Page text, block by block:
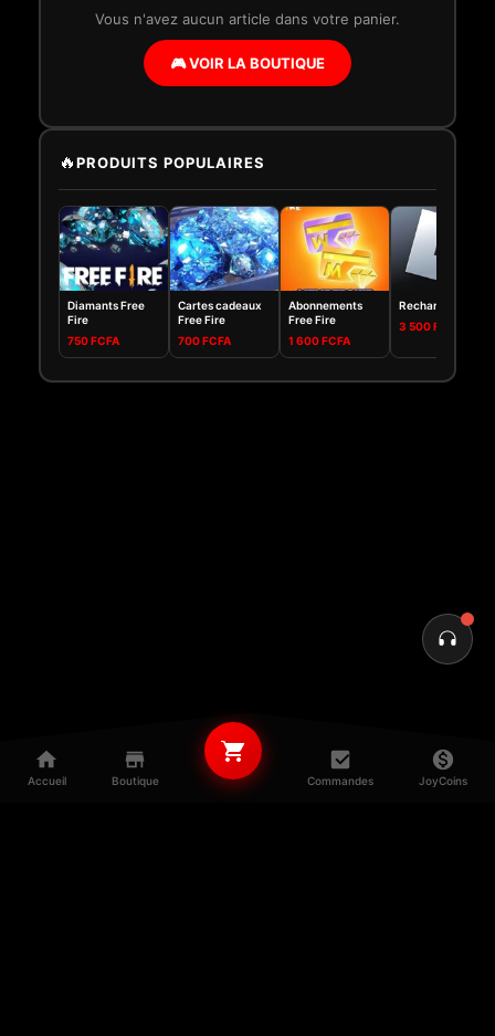
Accueil Boutique Commandes JoyCoins
Vous n'avez aucun article dans votre panier.
🎮 VOIR LA BOUTIQUE
🔥PRODUITS POPULAIRES
Diamants Free
Fire
750 FCFA
Cartes cadeaux
Free Fire
700 FCFA
Abonnements
Free Fire
1 600 FCFA
Recharge Robux
3 500 FCFA
En ligne